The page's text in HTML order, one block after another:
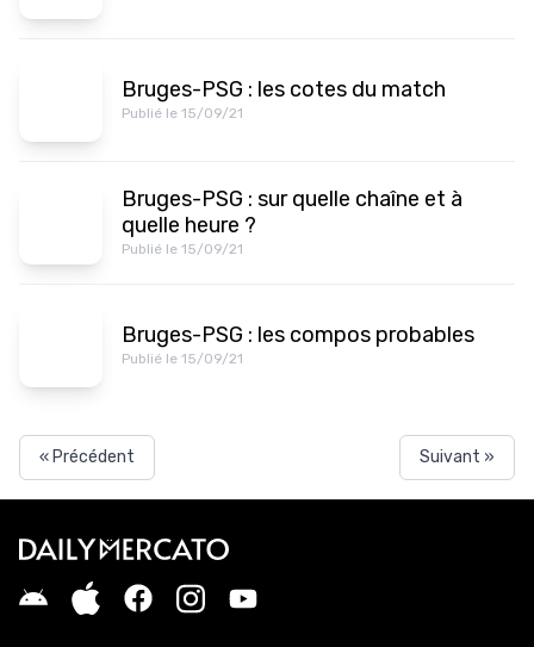
Bruges-PSG : les cotes du match
Publié le 15/09/21
Bruges-PSG : sur quelle chaîne et à
quelle heure ?
Publié le 15/09/21
Bruges-PSG : les compos probables
Publié le 15/09/21
« Précédent Suivant »